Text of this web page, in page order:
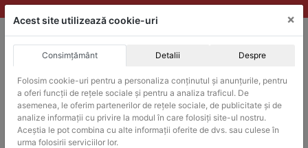
Skip
to
ACHIZITII PUBLICE
Produsele pot fi achizitionate si in sistemul SEAP / SICAP
Products
search
CAUTARE
Acest site utilizează cookie-uri ×
Consimțământ Detalii Despre
Folosim cookie-uri pentru a personaliza conținutul și anunțurile, pentru
a oferi funcții de rețele sociale și pentru a analiza traficul. De
asemenea, le oferim partenerilor de rețele sociale, de publicitate și de
analize informații cu privire la modul în care folosiți site-ul nostru.
Aceștia le pot combina cu alte informații oferite de dvs. sau culese în
urma folosirii serviciilor lor.